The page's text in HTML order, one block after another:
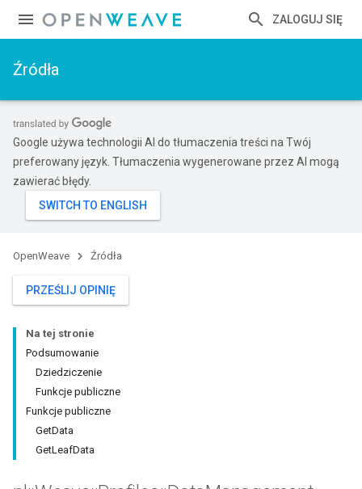
ZALOGUJ SIĘ
Źródła
Google używa technologii AI do tłumaczenia treści na Twój
preferowany język. Tłumaczenia wygenerowane przez AI mogą
zawierać błędy.
OpenWeave Źródła
PRZEŚLIJ OPINIĘ
Na tej stronie
Podsumowanie
Dziedziczenie
Funkcje publiczne
Funkcje publiczne
GetData
GetLeafData